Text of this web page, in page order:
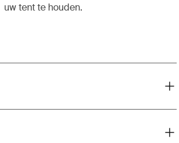
uw tent te houden.